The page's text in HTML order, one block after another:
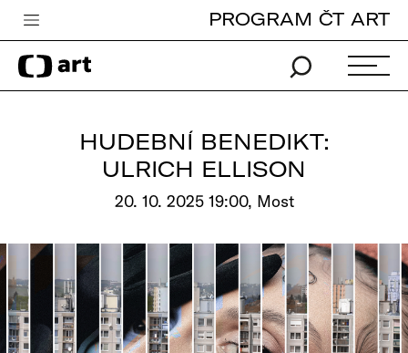
Česká televize
Zpravodajství
Vše o ČT
PROGRAM ČT ART
HUDEBNÍ BENEDIKT:
ULRICH ELLISON
20. 10. 2025 19:00, Most